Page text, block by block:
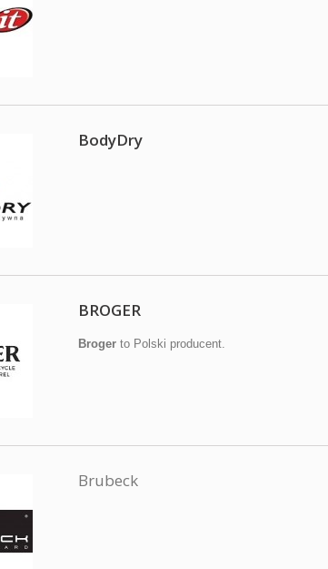
BodyDry
BROGER
Broger to Polski producent.
Brubeck